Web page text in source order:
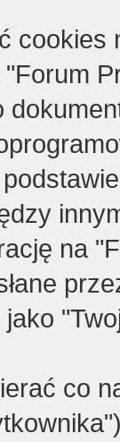
cookies
na
co